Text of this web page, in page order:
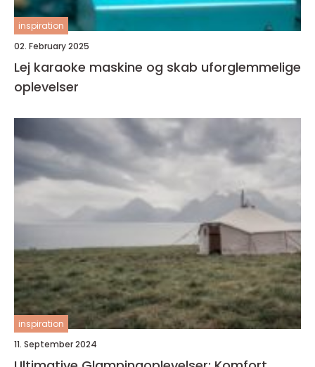
inspiration
02. February 2025
Lej karaoke maskine og skab uforglemmelige
oplevelser
inspiration
11. September 2024